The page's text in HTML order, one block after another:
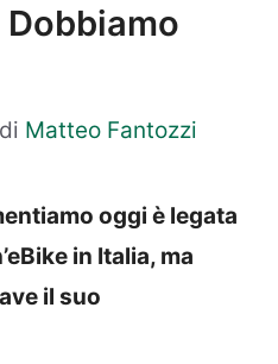
di Matteo Fantozzi
oggi è legata
in Italia, ma
il suo